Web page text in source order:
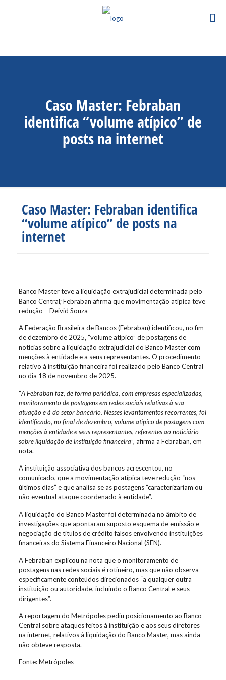
Caso Master: Febraban
identifica “volume atípico” de
posts na internet
Caso Master: Febraban identifica
“volume atípico” de posts na
internet
Banco Master teve a liquidação extrajudicial determinada pelo
Banco Central; Febraban afirma que movimentação atípica teve
redução – Deivid Souza
A Federação Brasileira de Bancos (Febraban) identificou, no fim
de dezembro de 2025, “volume atípico” de postagens de
notícias sobre a liquidação extrajudicial do Banco Master com
menções à entidade e a seus representantes. O procedimento
relativo à instituição financeira foi realizado pelo Banco Central
no dia 18 de novembro de 2025.
“A Febraban faz, de forma periódica, com empresas especializadas,
monitoramento de postagens em redes sociais relativas à sua
atuação e à do setor bancário. Nesses levantamentos recorrentes, foi
identificado, no final de dezembro, volume atípico de postagens com
menções à entidade e seus representantes, referentes ao noticiário
sobre liquidação de instituição financeira”, afirma a Febraban, em
nota.
A instituição associativa dos bancos acrescentou, no
comunicado, que a movimentação atípica teve redução “nos
últimos dias” e que analisa se as postagens “caracterizariam ou
não eventual ataque coordenado à entidade”.
A liquidação do Banco Master foi determinada no âmbito de
investigações que apontaram suposto esquema de emissão e
negociação de títulos de crédito falsos envolvendo instituições
financeiras do Sistema Financeiro Nacional (SFN).
A Febraban explicou na nota que o monitoramento de
postagens nas redes sociais é rotineiro, mas que não observa
especificamente conteúdos direcionados “a qualquer outra
instituição ou autoridade, incluindo o Banco Central e seus
dirigentes”.
A reportagem do Metrópoles pediu posicionamento ao Banco
Central sobre ataques feitos à instituição e aos seus diretores
na internet, relativos à liquidação do Banco Master, mas ainda
não obteve resposta.
Fonte: Metrópoles